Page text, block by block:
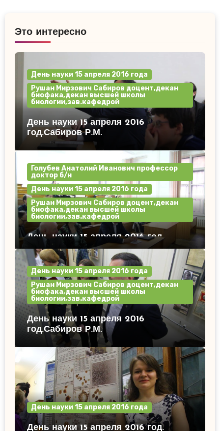
Это интересно
День науки 15 апреля 2016 года
Рушан Мирзович Сабиров доцент,декан
биофака,декан высшей школы
биологии,зав.кафедрой
День науки 15 апреля 2016
год.Сабиров Р.М.
Голубев Анатолий Иванович профессор
доктор б/н
День науки 15 апреля 2016 года
Рушан Мирзович Сабиров доцент,декан
биофака,декан высшей школы
биологии,зав.кафедрой
День науки 15 апреля 2016 год.
День науки 15 апреля 2016 года
Рушан Мирзович Сабиров доцент,декан
биофака,декан высшей школы
биологии,зав.кафедрой
День науки 15 апреля 2016
год.Сабиров Р.М.
День науки 15 апреля 2016 года
День науки 15 апреля 2016 год.